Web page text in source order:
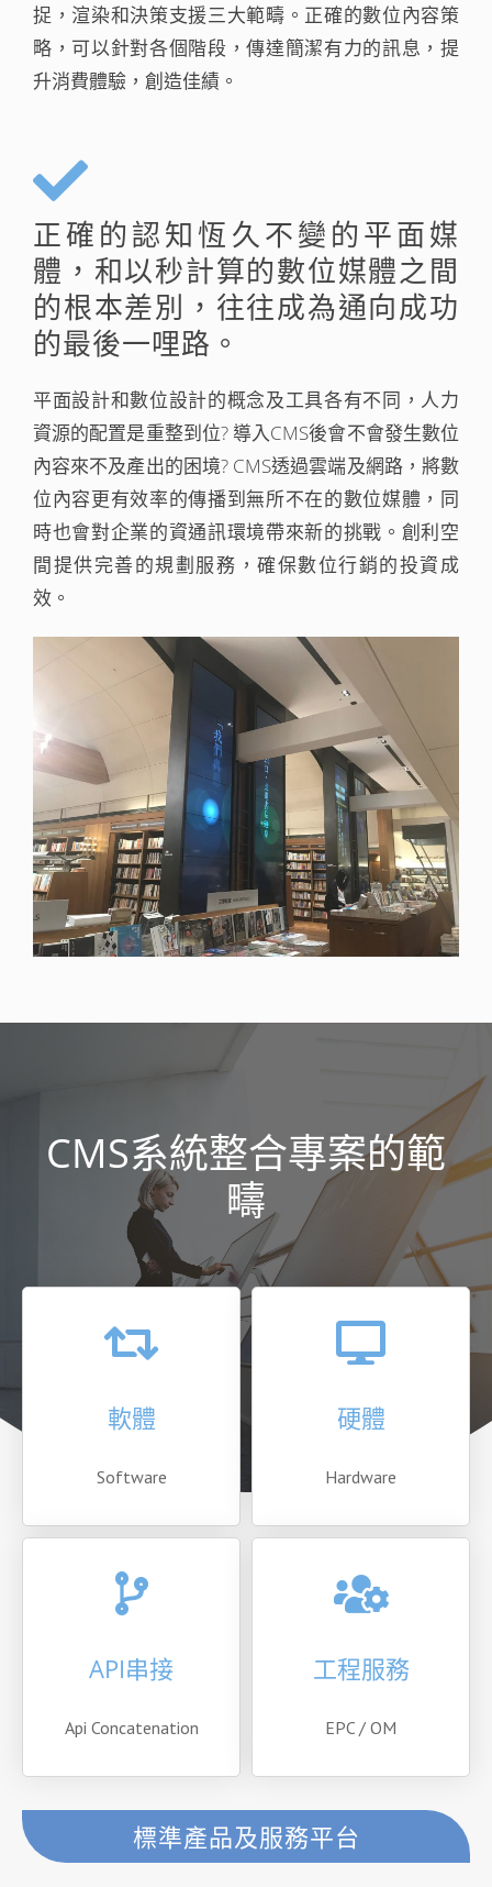
捉，渲染和決策支援三大範疇。正確的數位內容策
略，可以針對各個階段，傳達簡潔有力的訊息，提
升消費體驗，創造佳績。
正確的認知恆久不變的平面媒
體，和以秒計算的數位媒體之間
的根本差別，往往成為通向成功
的最後一哩路。
平面設計和數位設計的概念及工具各有不同，人力
資源的配置是重整到位? 導入CMS後會不會發生數位
內容來不及產出的困境? CMS透過雲端及網路，將數
位內容更有效率的傳播到無所不在的數位媒體，同
時也會對企業的資通訊環境帶來新的挑戰。創利空
間提供完善的規劃服務，確保數位行銷的投資成
效。
CMS系統整合專案的範
疇
軟體
Software
硬體
Hardware
API串接
Api Concatenation
工程服務
EPC / OM
標準產品及服務平台